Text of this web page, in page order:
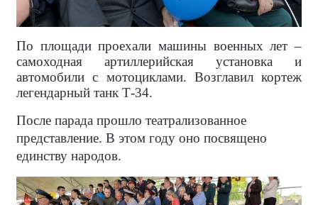
По площади проехали машины военных лет –
самоходная артиллерийская установка и
автомобили с мотоциклами. Возглавил кортеж
легендарный танк Т-34.
После парада прошло театрализованное
представление. В этом году оно посвящено
единству народов.